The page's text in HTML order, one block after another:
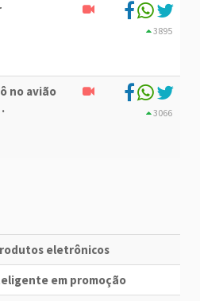
3895
no avião
3066
eletrônicos
em promoção